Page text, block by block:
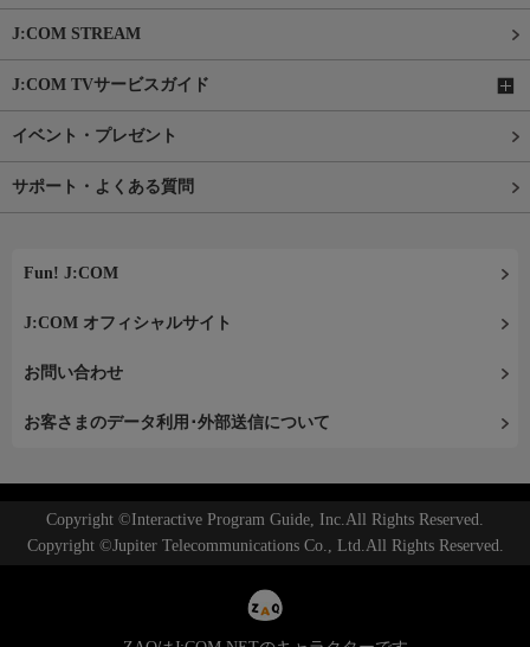
J:COM STREAM
J:COM TVサービスガイド
イベント・プレゼント
サポート・よくある質問
Fun! J:COM
J:COM オフィシャルサイト
お問い合わせ
お客さまのデータ利用･外部送信について
Copyright ©Interactive Program Guide, Inc.All Rights Reserved.
Copyright ©Jupiter Telecommunications Co., Ltd.All Rights Reserved.